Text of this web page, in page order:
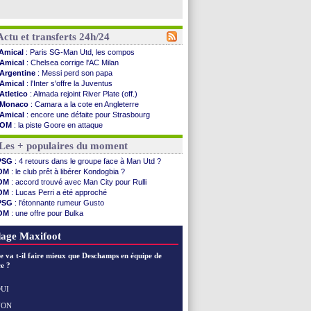
et transferts 24h/24
: Paris SG-Man Utd, les compos
Amical : Chelsea corrige l'AC Milan
Argentine : Messi perd son papa
Amical : l'Inter s'offre la Juventus
Atletico : Almada rejoint River Plate (off.)
Monaco : Camara a la cote en Angleterre
Amical : encore une défaite pour Strasbourg
OM : la piste Goore en attaque
PSG: ça négocie avec le Barça pour Torres
Amical : Rennes s'incline contre Brentford
Arsenal: c'est signé pour Guimaraes (officiel)
Amical : Le Mans concède un nul
Real: Mourinho durcit les règles
Amical: Toulouse s'incline lourdement
OM : Benatia et la "médiocrité" dans le club
Newcastle: Guimarães, le club se défend
: la 1ère journée à suivre en DIRECT !
PSG : le groupe pour le match face à Man Utd
Heracles: Reine-Adélaïde, le sort s'acharne...
Monaco
Barça
+ populaires du moment
: 4 retours dans le groupe face à Man Utd ?
: le club prêt à libérer Kondogbia ?
: accord trouvé avec Man City pour Rulli
: Lucas Perri a été approché
: l'étonnante rumeur Gusto
: une offre pour Bulka
: une offre refusée pour Aguerd
Maxifoot
va t-il faire mieux que Deschamps en équipe de
?